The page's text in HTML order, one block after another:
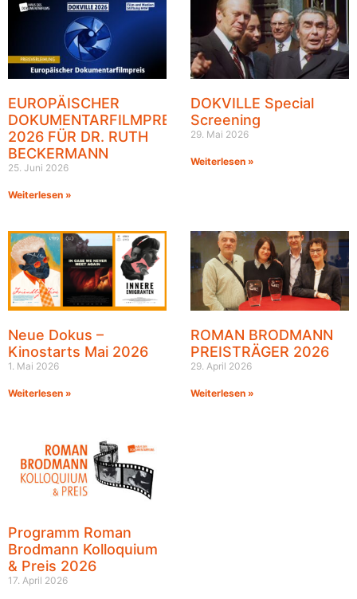
EUROPÄISCHER
DOKUMENTARFILMPREIS
2026 FÜR DR. RUTH
BECKERMANN
25. Juni 2026
Weiterlesen »
DOKVILLE Special
Screening
29. Mai 2026
Weiterlesen »
Neue Dokus –
Kinostarts Mai 2026
1. Mai 2026
Weiterlesen »
ROMAN BRODMANN
PREISTRÄGER 2026
29. April 2026
Weiterlesen »
Programm Roman
Brodmann Kolloquium
& Preis 2026
17. April 2026